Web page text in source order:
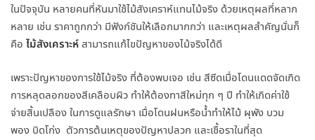
ในปัจจุบัน หลายคนที่หันมาใช้ไม้สังเคราห์แทนไม้จริง ด้วยเหตุผลที่หลาก
หลาย เช่น ราคาถูกกว่า มีฟังก์ชันให้เลือกมากกว่า และเหตุผลสำคัญนั่นก็
คือ ไม้สังเคราะห์ สามารถแก้ไขปัญหาของไม้จริงได้ดี
เพราะปัญหาของการใช้ไม้จริง ที่ต้องพบเจอ เช่น สีซีดเมื่อโดนแดดจัดเกิด
การหลุดลอกของสีเคลือบผิว ทำให้ต้องทาสีใหม่ทุก ๆ ปี ทำให้เกิดค่าใช้
จ่ายสิ้นเปลือง ในการดูแลรักษา เมื่อโดนฝนหรือน้ำทำให้ไม้ ผุพัง บวม
พอง บิดโก่ง ตัวการต้นเหตุของปัญหาปลวก และเชื้อราในที่สุด